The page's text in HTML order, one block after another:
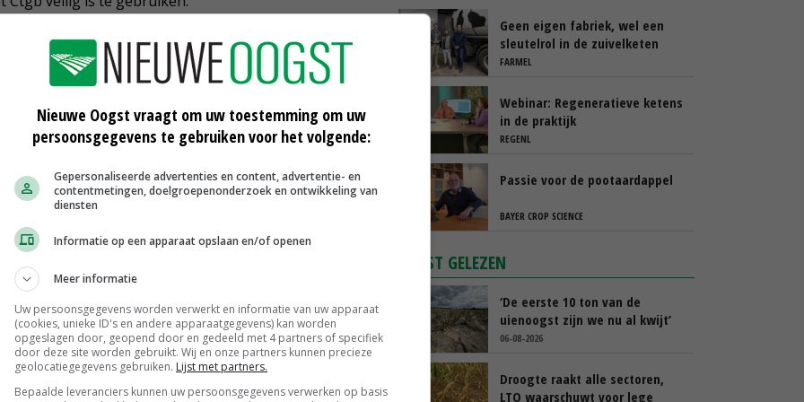
komen te vervallen of ter discussie
in verschillende Europese landen maakt het
speelveld.'
veredelingstechnieken als Crispr-Cas in Europa niet
aan de slag kunnen om resistenties in rassen in te
halen', stelt Van Wenum.
vindt het belangrijk dat telers de
verbeteren, waardoor planten weerbaarder worden.
hieraan te werken. De overheid moet kijken wat
Geen eigen fabriek, wel een
sleutelrol in de zuivelketen
FARMEL
Webinar: Regeneratieve ketens
in de praktijk
REGENL
Passie voor de pootaardappel
BAYER CROP SCIENCE
MEEST GELEZEN
‘De eerste 10 ton van de
uienoogst zijn we nu al kwijt’
06-08-2026
Droogte raakt alle sectoren,
LTO waarschuwt voor lege
Nieuwe Oogst vraagt om uw toestemming om uw
persoonsgegevens te gebruiken voor het volgende:
Gepersonaliseerde advertenties en content, advertentie- en
contentmetingen, doelgroepenonderzoek en ontwikkeling van
diensten
Informatie op een apparaat opslaan en/of openen
Meer informatie
Uw persoonsgegevens worden verwerkt en informatie van uw apparaat
(cookies, unieke ID's en andere apparaatgegevens) kan worden
opgeslagen door, geopend door en gedeeld met 4 partners of specifiek
door deze site worden gebruikt. Wij en onze partners kunnen precieze
geolocatiegegevens gebruiken. Lijst met partners.
Bepaalde leveranciers kunnen uw persoonsgegevens verwerken op basis